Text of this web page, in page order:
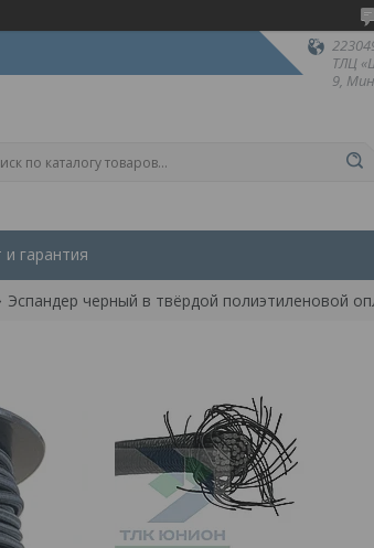
ТЛЦ
9,
и гарантия
Эспандер черный в твёрдой полиэтиленовой